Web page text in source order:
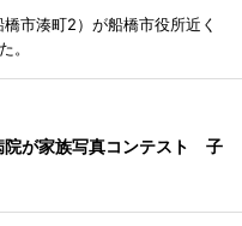
市湊町2）が船橋市役所近く
。
院が家族写真コンテスト 子